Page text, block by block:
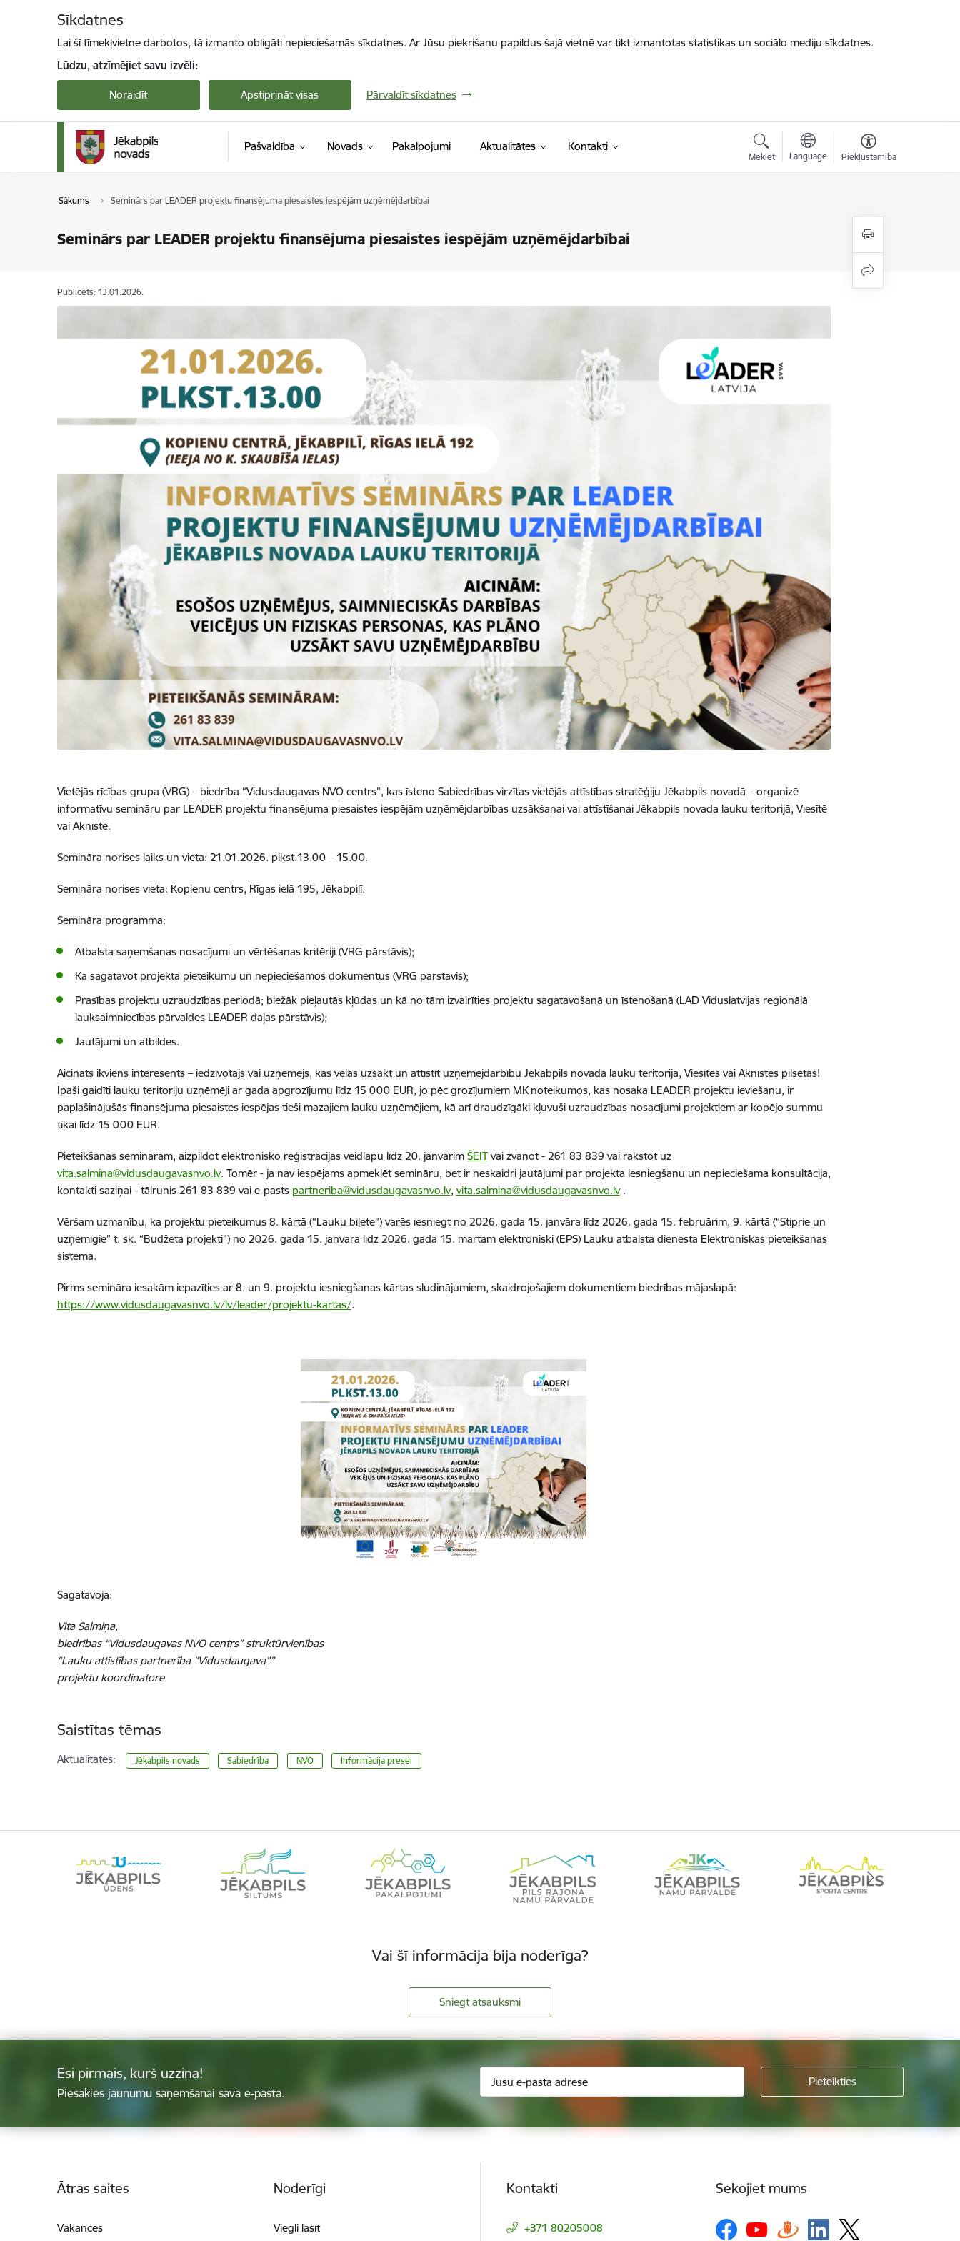
Sīkdatnes
Lai šī tīmekļvietne darbotos, tā izmanto obligāti nepieciešamās sīkdatnes. Ar Jūsu piekrišanu papildus šajā vietnē var tikt izmantotas statistikas un sociālo mediju sīkdatnes.
Lūdzu, atzīmējiet savu izvēli:
Noraidīt Apstiprināt visas Pārvaldīt sīkdatnes
Pašvaldība Novads Pakalpojumi Aktualitātes Kontakti
Meklēt Language Piekļūstamība
Sākums Seminārs par LEADER projektu finansējuma piesaistes iespējām uzņēmējdarbībai
Seminārs par LEADER projektu finansējuma piesaistes iespējām uzņēmējdarbībai
Publicēts: 13.01.2026.
Vietējās rīcības grupa (VRG) – biedrība “Vidusdaugavas NVO centrs”, kas īsteno Sabiedrības virzītas vietējās attīstības stratēģiju Jēkabpils novadā – organizē
informatīvu semināru par LEADER projektu finansējuma piesaistes iespējām uzņēmējdarbības uzsākšanai vai attīstīšanai Jēkabpils novada lauku teritorijā, Viesītē
vai Aknīstē.
Semināra norises laiks un vieta: 21.01.2026. plkst.13.00 – 15.00.
Semināra norises vieta: Kopienu centrs, Rīgas ielā 195, Jēkabpilī.
Semināra programma:
Atbalsta saņemšanas nosacījumi un vērtēšanas kritēriji (VRG pārstāvis);
Kā sagatavot projekta pieteikumu un nepieciešamos dokumentus (VRG pārstāvis);
Prasības projektu uzraudzības periodā; biežāk pieļautās kļūdas un kā no tām izvairīties projektu sagatavošanā un īstenošanā (LAD Viduslatvijas reģionālā
lauksaimniecības pārvaldes LEADER daļas pārstāvis);
Jautājumi un atbildes.
Aicināts ikviens interesents – iedzīvotājs vai uzņēmējs, kas vēlas uzsākt un attīstīt uzņēmējdarbību Jēkabpils novada lauku teritorijā, Viesītes vai Aknīstes pilsētās!
Īpaši gaidīti lauku teritoriju uzņēmēji ar gada apgrozījumu līdz 15 000 EUR, jo pēc grozījumiem MK noteikumos, kas nosaka LEADER projektu ieviešanu, ir
paplašinājušās finansējuma piesaistes iespējas tieši mazajiem lauku uzņēmējiem, kā arī draudzīgāki kļuvuši uzraudzības nosacījumi projektiem ar kopējo summu
tikai līdz 15 000 EUR.
Pieteikšanās semināram, aizpildot elektronisko reģistrācijas veidlapu līdz 20. janvārim ŠEITvai zvanot - 261 83 839 vai rakstot uz
vita.salmina@vidusdaugavasnvo.lv. Tomēr - ja nav iespējams apmeklēt semināru, bet ir neskaidri jautājumi par projekta iesniegšanu un nepieciešama konsultācija,
kontakti saziņai - tālrunis 261 83 839 vai e-pasts partneriba@vidusdaugavasnvo.lv, vita.salmina@vidusdaugavasnvo.lv.
Vēršam uzmanību, ka projektu pieteikumus 8. kārtā (“Lauku biļete”) varēs iesniegt no 2026. gada 15. janvāra līdz 2026. gada 15. februārim, 9. kārtā (“Stiprie un
uzņēmīgie” t. sk. “Budžeta projekti”) no 2026. gada 15. janvāra līdz 2026. gada 15. martam elektroniski (EPS) Lauku atbalsta dienesta Elektroniskās pieteikšanās
sistēmā.
Pirms semināra iesakām iepazīties ar 8. un 9. projektu iesniegšanas kārtas sludinājumiem, skaidrojošajiem dokumentiem biedrības mājaslapā:
https://www.vidusdaugavasnvo.lv/lv/leader/projektu-kartas/.
Sagatavoja:
Vita Salmiņa,
biedrības “Vidusdaugavas NVO centrs” struktūrvienības
“Lauku attīstības partnerība “Vidusdaugava””
projektu koordinatore
Saistītas tēmas
Aktualitātes: Jēkabpils novads Sabiedrība NVO Informācija presei
Vai šī informācija bija noderīga?
Sniegt atsauksmi
Esi pirmais, kurš uzzina!
Piesakies jaunumu saņemšanai savā e-pastā.
Ātrās saites
Vakances
Noderīgi
Viegli lasīt
Kontakti
+371 80205008
Sekojiet mums